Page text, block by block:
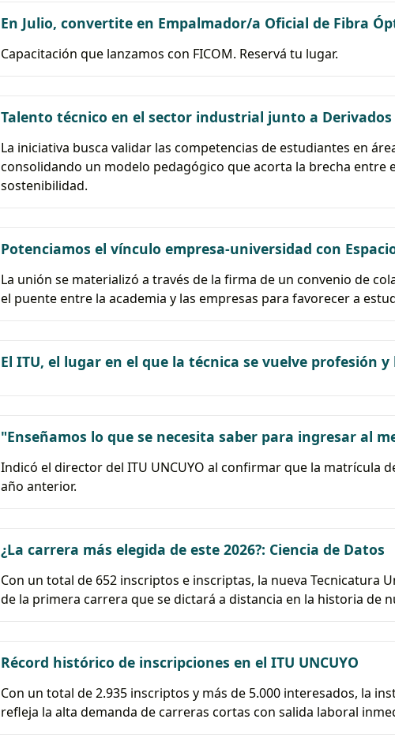
En Julio, convertite en Empalmador/a Oficial de Fibra
Capacitación que lanzamos con FICOM. Reservá tu lugar.
Talento técnico en el sector industrial junto a Derivados
La iniciativa busca validar las competencias de estudiantes en
consolidando un modelo pedagógico que acorta la brecha entre
sostenibilidad.
Potenciamos el vínculo empresa-universidad con
La unión se materializó a través de la firma de un convenio de
el puente entre la academia y las empresas para favorecer a
El ITU, el lugar en el que la técnica se vuelve profesión
"Enseñamos lo que se necesita saber para ingresar al
Indicó el director del ITU UNCUYO al confirmar que la matrícula
año anterior.
¿La carrera más elegida de este 2026?: Ciencia de Datos
Con un total de 652 inscriptos e inscriptas, la nueva Tecnicatura
de la primera carrera que se dictará a distancia en la historia de
Récord histórico de inscripciones en el ITU UNCUYO
Con un total de 2.935 inscriptos y más de 5.000 interesados, la
refleja la alta demanda de carreras cortas con salida laboral